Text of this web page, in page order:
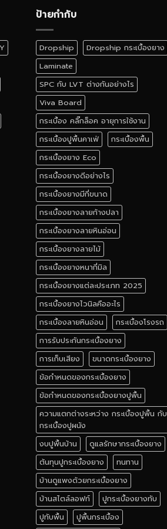
ป้ายกำกับ
Dropship
Dropship กระเบื้องยาง
Laminate
SPC กับ LVT ต่างกันอย่างไร
Viva Board
กระเบื้อง คลิ๊กล็อค อายุการใช้งาน
กระเบื้องปูพื้นคาเฟ่
กระเบื้องพื้น
กระเบื้องยาง Eco
กระเบื้องยางดีอย่างไร
กระเบื้องยางมีกี่ขนาด
กระเบื้องยางลายก้างปลา
กระเบื้องยางลายหินอ่อน
กระเบื้องยางลายไม้
กระเบื้องยางหนากี่มิล
กระเบื้องยางแต่ละประเภท 2025
กระเบื้องยางไวนิลคืออะไร
กระเบื้องลายหินอ่อน
กระเบื้องโรงรถ
การรับประกันกระเบื้องยาง
การเก็บเสียง
ขนาดกระเบื้องยาง
ข้อกำหนดของกระเบื้องยาง
ข้อกำหนดของกระเบื้องยางปูพื้น
ความแตกต่างระหว่าง กระเบื้องปูพื้น กับ
กระเบื้องปูผนัง
งบปูพื้นบ้าน
ดูแลรักษากระเบื้องยาง
ต้นทุนปูกระเบื้องยาง
ทนทาน
บ้านดูแพงด้วยกระเบื้องยาง
บ้านสไตล์ลอฟท์
ปูกระเบื้องยางทับ
ปูทับพื้น
ปูพื้นกระเบื้อง